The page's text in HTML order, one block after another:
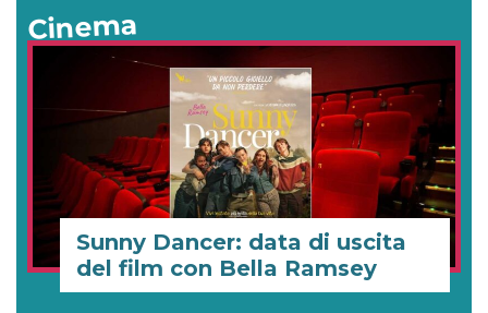
Cinema
Sunny Dancer: data di uscita
del film con Bella Ramsey